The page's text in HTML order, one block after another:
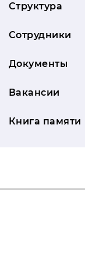
Структура
Сотрудники
Документы
Вакансии
Книга памяти